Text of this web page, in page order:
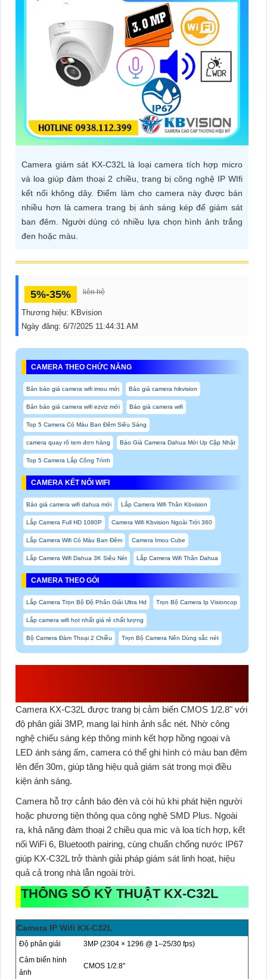
VỤ
Camera giám sát KX-C32L là loại camera tích hợp micro
và loa giúp đàm thoại 2 chiều, trang bị công nghệ IP WIfi
kết nối không dây. Điểm làm cho camera này được bán
nhiều hơn là camera trang bị ánh sáng kép để giám sát
ban đêm. Người dùng có nhiều lựa chọn hình ảnh trắng
đen hoặc màu.
5%-35% liên hệ
Thương hiệu: KBvision
Ngày đăng: 6/7/2025 11:44:31 AM
CAMERA THEO CHỨC NĂNG
Bản báo giá camera wifi imou mới Báo giá camera hikvision
Bản báo giá camera wifi ezviz mới Báo giá camera wifi
Top 5 Camera Có Màu Ban Đêm Siêu Sáng
camera quay rõ tem đơn hàng Báo Giá Camera Dahua Mới Up Cập Nhật
Top 5 Camera Lắp Công Trình
CAMERA KẾT NỐI WIFI
Báo giá camera wifi dahua mới Lắp Camera Wifi Thân Kbvision
Lắp Camera Full HD 1080P Camera Wifi Kbvision Ngoài Trời 360
Lắp Camera Wifi Có Màu Ban Đêm Camera Imou Cube
Lắp Camera Wifi Dahua 3K Siêu Nét Lắp Camera Wifi Thân Dahua
CAMERA THEO GÓI
Lắp Camera Trọn Bộ Độ Phân Giải Ultra Hd Trọn Bộ Camera Ip Visioncop
Lắp camera wifi hot nhất giá rẻ chất lượng
Bộ Camera Đàm Thoại 2 Chiều Trọn Bộ Camera Nên Dùng sắc nét
Camera KX-C32L được trang bị cảm biến CMOS 1/2.8" với
độ phân giải 3MP, mang lại hình ảnh sắc nét. Nhờ công
nghệ chiếu sáng kép thông minh kết hợp hồng ngoại và
LED ánh sáng ấm, camera có thể ghi hình có màu ban đêm
lên đến 30m, giúp tăng hiệu quả giám sát trong mọi điều
kiện ánh sáng.
Camera hỗ trợ cảnh báo đèn và còi hú khi phát hiện người
hoặc phương tiện thông qua công nghệ SMD Plus. Ngoài
ra, khả năng đàm thoại 2 chiều qua mic và loa tích hợp, kết
nối WiFi 6, Bluetooth pairing, cùng chuẩn chống nước IP67
giúp KX-C32Ltrở thành giải pháp giám sát linh hoạt, hiệu
quả cả trong nhà lẫn ngoài trời.
THÔNG SỐ KỸ THUẬT KX-C32L
Camera IP Wifi KX-C32L
Độ phân giải
3MP (2304 × 1296 @ 1–25/30 fps)
Cảm biến hình
ảnh
CMOS 1/2.8"